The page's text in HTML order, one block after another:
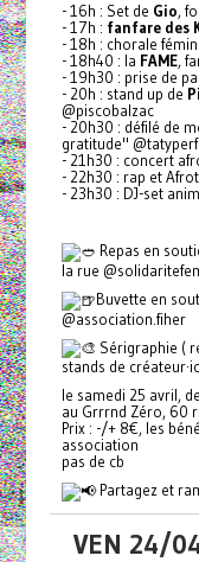
- 16h : Set de Gio,
- 17h : fanfare des
- 18h : chorale
- 18h40 : la FAME,
- 19h30 : prise de
- 20h : stand up de
@piscobalzac
- 20h30 : défilé de
gratitude"
- 21h30 : concert
- 22h30 : rap et
- 23h30 : DJ-set
Repas en
la rue
Buvette en
@association.fiher
Sérigraphie (
stands de
le samedi 25 avril,
au Grrrnd Zéro, 60
Prix : -/+ 8€, les
association
pas de cb
Partagez et
VEN 24/